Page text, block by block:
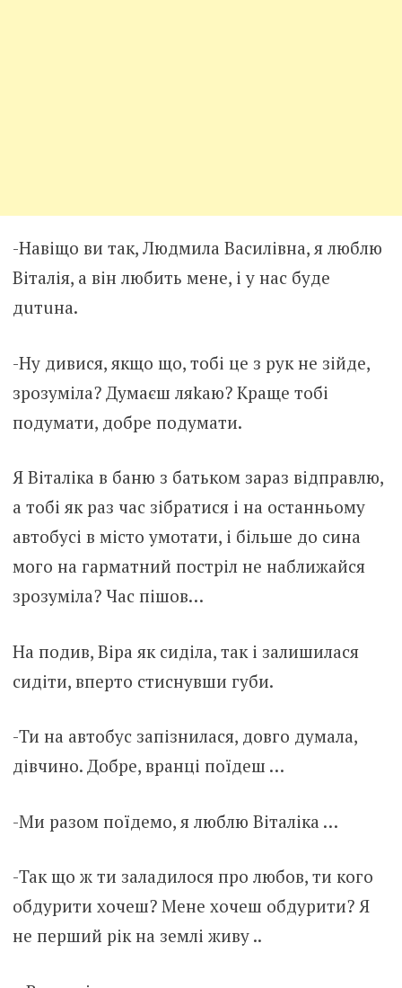
-Навіщо ви так, Людмила Василівна, я люблю
Віталія, а він любить мене, і у нас буде
дuтuна.
-Ну дивися, якщо що, тобі це з рук не зійде,
зрозуміла? Думаєш ляkаю? Краще тобі
подумати, добре подумати.
Я Віталіка в баню з батьком зараз відправлю,
а тобі як раз час зібратися і на останньому
автобусі в місто умотати, і більше до сина
мого на гapмaтний постріл не наближайся
зрозуміла? Час пішов…
На подив, Віра як сиділа, так і залишилася
сидіти, вперто стиснувши губи.
-Ти на автобус запізнилася, довго думала,
дівчино. Добре, вранці поїдеш …
-Ми разом поїдемо, я люблю Віталіка …
-Так що ж ти заладилося про любов, ти кого
обдурити хочеш? Мене хочеш обдурити? Я
не перший рік на землі живу ..